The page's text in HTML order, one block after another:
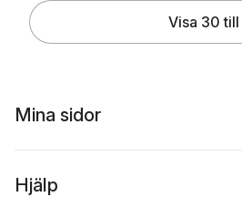
Visa 30 till
Mina sidor
Hjälp